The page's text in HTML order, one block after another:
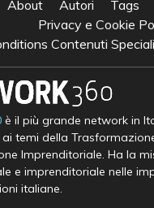
About Autori Tags
Privacy e Cookie
Contenuti
è il più grande network in
temi della
Imprenditoriale. Ha la
e imprenditoriale nelle
italiane.